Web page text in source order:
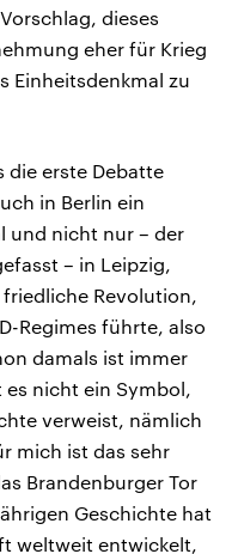
dieses
eher für Krieg
Einheitsdenkmal zu
die erste Debatte
in Berlin ein
und nicht nur – der
– in Leipzig,
Revolution,
Regimes führte, also
damals ist immer
nicht ein Symbol,
verweist, nämlich
mich ist das sehr
Brandenburger Tor
Geschichte hat
weltweit entwickelt,